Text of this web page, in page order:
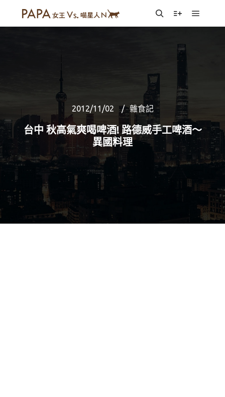
SearchMore info
Main
2012/11/02 雜食記
台中 秋高氣爽喝啤酒! 路德威手工啤酒～
異國料理